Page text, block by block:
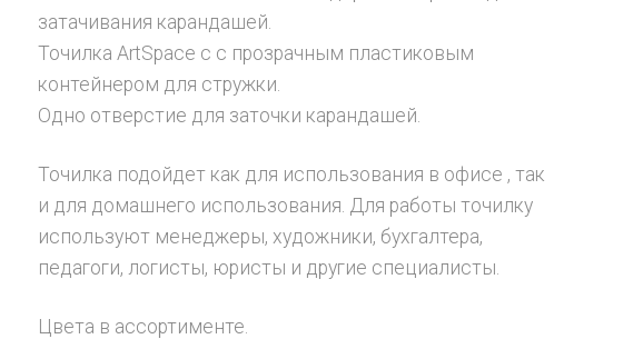
затачивания карандашей.
Точилка ArtSpace с с прозрачным пластиковым
контейнером для стружки.
Одно отверстие для заточки карандашей.
Точилка подойдет как для использования в офисе , так
и для домашнего использования. Для работы точилку
используют менеджеры, художники, бухгалтера,
педагоги, логисты, юристы и другие специалисты.
Цвета в ассортименте.